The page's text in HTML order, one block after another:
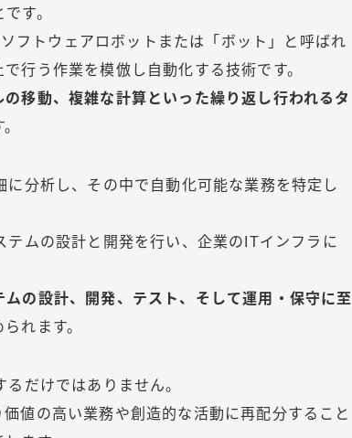
す。
トウェアロボットまたは「ボット」と呼ばれ
行う作業を模倣し自動化する技術です。
移動、複雑な計算といった繰り返し行われるタ
分析し、その中で自動化可能な業務を特定し
ムの設計と開発を行い、企業のITインフラに
の設計、開発、テスト、そして運用・保守に至
れます。
だけではありません。
値の高い業務や創造的な活動に再配分すること